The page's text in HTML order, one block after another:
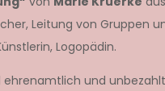
Leitung von Gruppen
Logopädin.
ehrenamtlich und